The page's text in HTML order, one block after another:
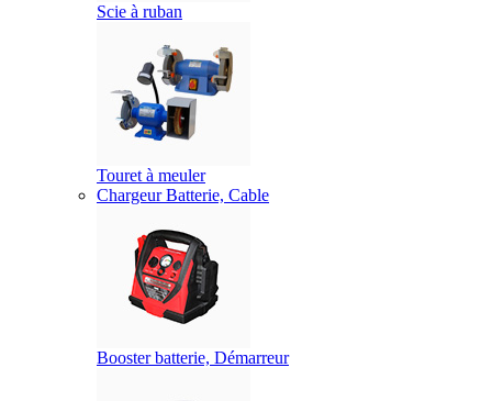
Scie à ruban
Touret à meuler
Chargeur Batterie, Cable
Booster batterie, Démarreur